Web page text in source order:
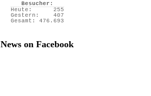
Besucher:
Heute:
255
Gestern:
407
Gesamt:
476.693
News on Facebook